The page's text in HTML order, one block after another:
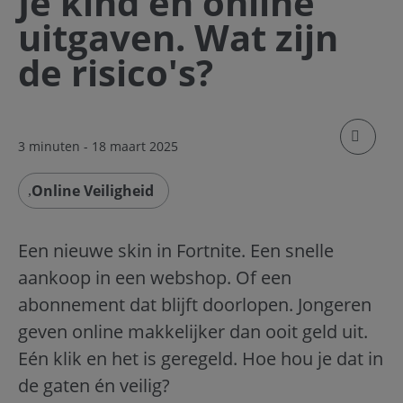
uitgaven. Wat zijn
de risico's?
3 minuten - 18 maart 2025
klik om
Online Veiligheid
Een nieuwe skin in Fortnite. Een snelle
aankoop in een webshop. Of een
abonnement dat blijft doorlopen. Jongeren
geven online makkelijker dan ooit geld uit.
Eén klik en het is geregeld. Hoe hou je dat in
de gaten én veilig?